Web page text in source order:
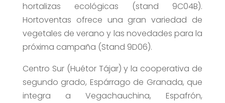
hortalizas ecológicas (stand 9C04B).
Hortoventas ofrece una gran variedad de
vegetales de verano y las novedades para la
próxima campaña (Stand 9D06).
Centro Sur (Huétor Tájar) y la cooperativa de
segundo grado, Espárrago de Granada, que
integra a Vegachauchina, Espafrón,